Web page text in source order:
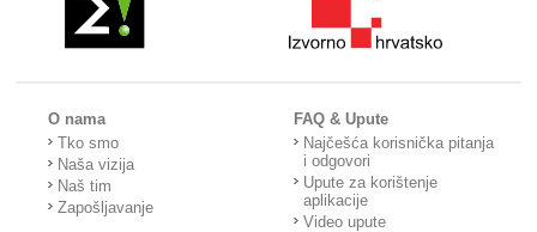
O nama
Tko smo
Naša vizija
Naš tim
Zapošljavanje
FAQ & Upute
Najčešća korisnička pitanja
i odgovori
Upute za korištenje
aplikacije
Video upute